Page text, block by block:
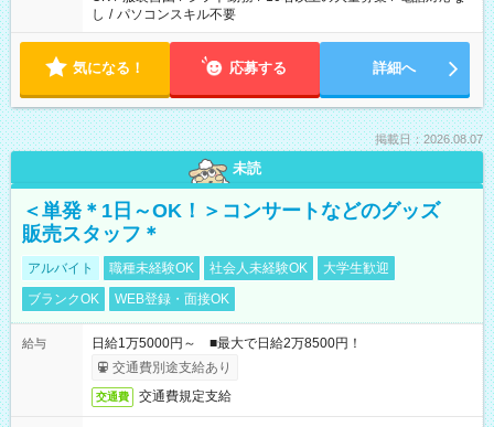
し / パソコンスキル不要
気になる！ 応募する 詳細へ
掲載日：2026.08.07
未読
＜単発＊1日～OK！＞コンサートなどのグッズ
販売スタッフ＊
アルバイト 職種未経験OK 社会人未経験OK
大学生歓迎
ブランクOK
WEB登録・面接OK
給与
日給1万5000円～ ■最大で日給2万8500円！
交通費別途支給あり
交通費 交通費規定支給